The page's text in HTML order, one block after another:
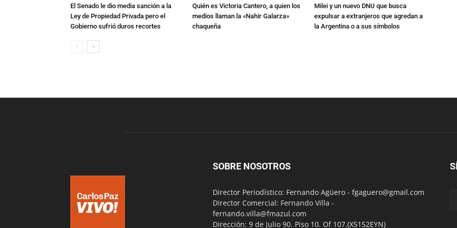
El Senado le dio media sanción a la
Ley de Propiedad Privada pero el
Gobierno sufrió duros recortes
Quién es Victoria Cantero, a quien los
medios llaman la «Nahir Galarza»
chaqueña
Milei y un nuevo DNU que busca
expulsar a extranjeros que agredan a
la Argentina o a sus símbolos
SOBRE NOSOTROS
Director Periodístico: Fernando Agüero - fgaguero@gmail.com
Director Comercial: Fernando Villa -
fernando.villa@fmazul.com
Dirección: 9 de Julio 90. Piso 10. Of 107.(X5152EYN)